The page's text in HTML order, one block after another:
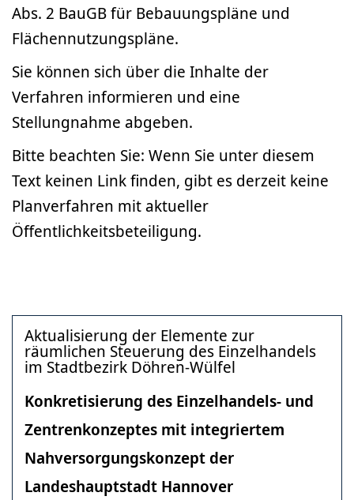
Abs. 2 BauGB für Bebauungspläne und
Flächennutzungspläne.
Sie können sich über die Inhalte der
Verfahren informieren und eine
Stellungnahme abgeben.
Bitte beachten Sie: Wenn Sie unter diesem
Text keinen Link finden, gibt es derzeit keine
Planverfahren mit aktueller
Öffentlichkeitsbeteiligung.
Aktualisierung der Elemente zur
räumlichen Steuerung des Einzelhandels
im Stadtbezirk Döhren-Wülfel
Konkretisierung des Einzelhandels- und
Zentrenkonzeptes mit integriertem
Nahversorgungskonzept der
Landeshauptstadt Hannover